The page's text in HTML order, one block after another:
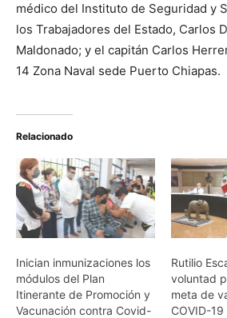
médico del Instituto de Seguridad y
los Trabajadores del Estado, Carlos
Maldonado; y el capitán Carlos
14 Zona Naval sede Puerto Chiapas.
Relacionado
Inician inmunizaciones los
módulos del Plan
Itinerante de Promoción y
Vacunación contra Covid-
Rutilio
voluntad
meta de
COVID-19